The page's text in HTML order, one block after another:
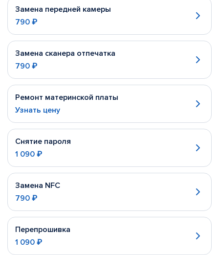
Замена передней камеры
790 ₽
Замена сканера отпечатка
790 ₽
Ремонт материнской платы
Узнать цену
Снятие пароля
1 090 ₽
Замена NFC
790 ₽
Перепрошивка
1 090 ₽